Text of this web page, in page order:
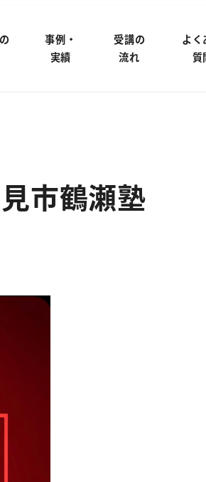
事例・
実績
受講の
流れ
よく
質
市鶴瀬塾